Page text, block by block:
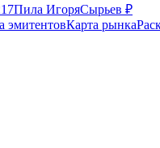
Пила ИгоряСырьев ₽
эмитентовКарта рынка